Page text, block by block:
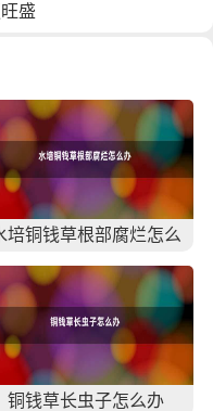
盛
培铜钱草根部腐烂怎么
办
铜钱草长虫子怎么办